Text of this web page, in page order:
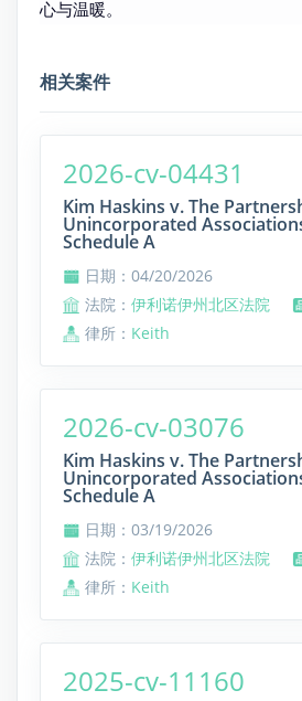
心与温暖。
相关案件
2026-cv-04431
Kim Haskins v. The
Unincorporated
Schedule A
日期：04/20/2026
法院： 伊利诺伊州北区法院
律所： Keith
2026-cv-03076
Kim Haskins v. The
Unincorporated
Schedule A
日期：03/19/2026
法院： 伊利诺伊州北区法院
律所： Keith
2025-cv-11160